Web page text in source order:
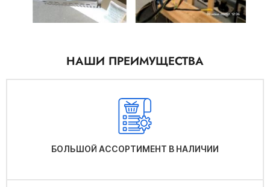
НАШИ ПРЕИМУЩЕСТВА
БОЛЬШОЙ АССОРТИМЕНТ В НАЛИЧИИ